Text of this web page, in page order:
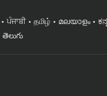
ਪੰਜਾਬੀ தமிழ் മലയാളം
తెలుగు